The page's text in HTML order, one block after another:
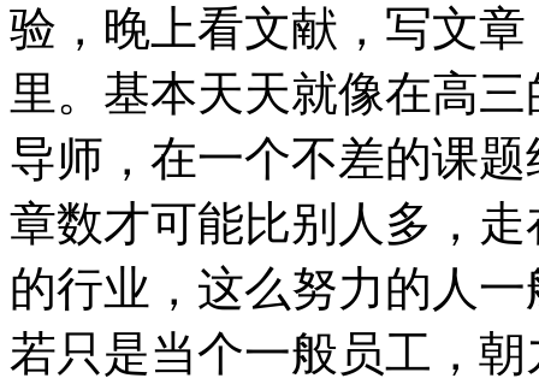
验，晚上看文献，写文
里。基本天天就像在高
导师，在一个不差的课
章数才可能比别人多，
的行业，这么努力的人
若只是当个一般员工，